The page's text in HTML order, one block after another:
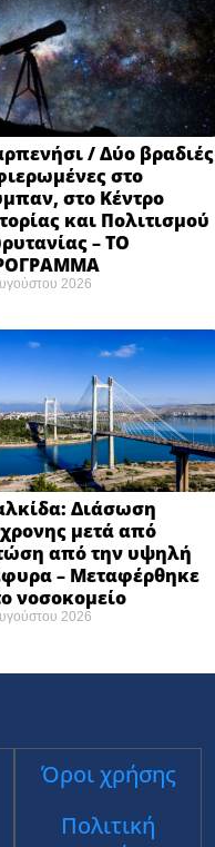
/ Δύο βραδιές
στο
στο Κέντρο
και Πολιτισμού
– ΤΟ
2026
Διάσωση
μετά από
από την υψηλή
– Μεταφέρθηκε
νοσοκομείο
2026
Όροι χρήσης
Πολιτική